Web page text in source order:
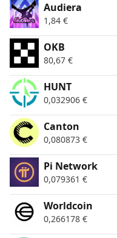
Audiera
1,84 €
OKB
80,67 €
HUNT
0,032906 €
Canton
0,080873 €
Pi Network
0,079361 €
Worldcoin
0,266178 €